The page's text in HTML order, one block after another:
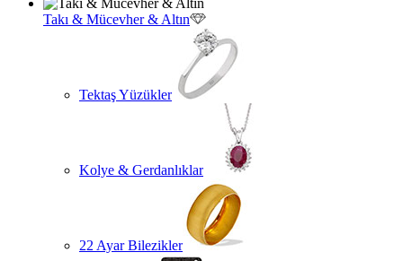
Takı & Mücevher & Altın
Tektaş Yüzükler
Kolye & Gerdanlıklar
22 Ayar Bilezikler